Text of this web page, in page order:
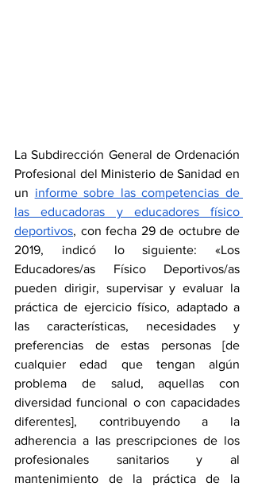
La Subdirección General de Ordenación
Profesional del Ministerio de Sanidad en
un informe sobre las competencias de
las educadoras y educadores físico
deportivos, con fecha 29 de octubre de
2019, indicó lo siguiente: «Los
Educadores/as Físico Deportivos/as
pueden dirigir, supervisar y evaluar la
práctica de ejercicio físico, adaptado a
las características, necesidades y
preferencias de estas personas [de
cualquier edad que tengan algún
problema de salud, aquellas con
diversidad funcional o con capacidades
diferentes], contribuyendo a la
adherencia a las prescripciones de los
profesionales sanitarios y al
mantenimiento de la práctica de la